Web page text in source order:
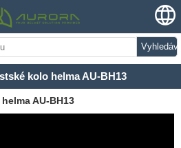
kolo helma AU-BH13
AU-BH13